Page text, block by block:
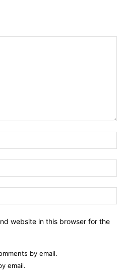
website in this browser for the
by email.
email.